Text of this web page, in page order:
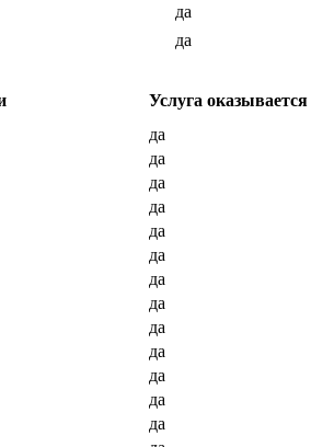
да
да
Услуга оказывается
да
да
да
да
да
да
да
да
да
да
да
да
да